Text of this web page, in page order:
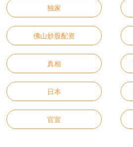
独家
佛山炒股配资
真相
日本
官宣